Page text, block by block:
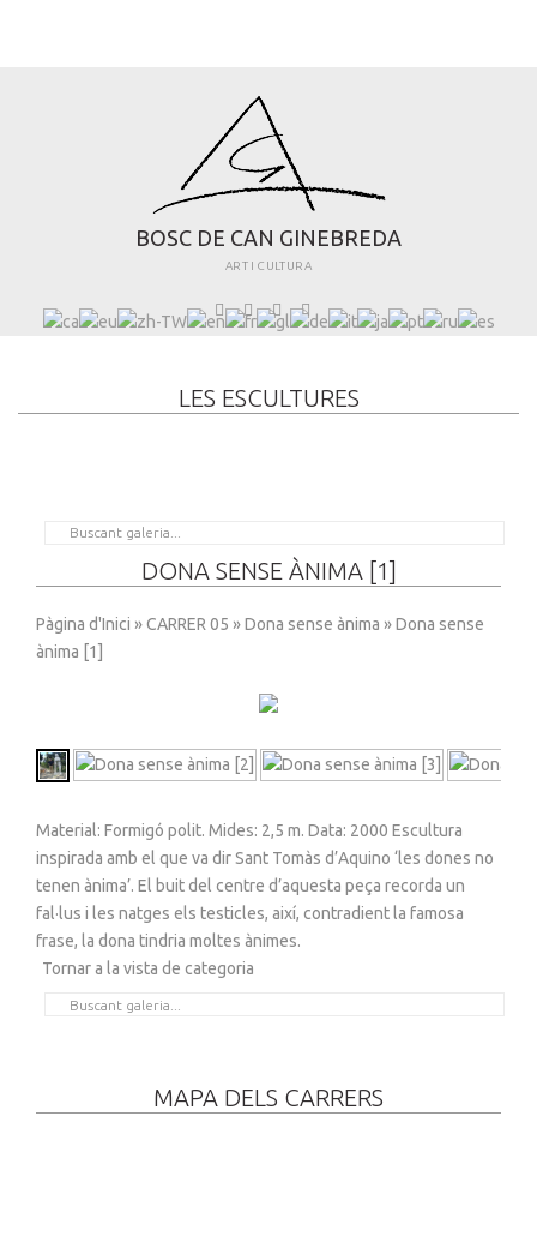
BOSC DE CAN GIN EBREDA
ART I CULTURA
LES ESCULTURES
DONA SENSE ÀNIMA [1]
Pàgina d'Inici »CARRER 05 »Dona sense ànima » Dona sense
ànima [1]
Material: Formigó polit. Mides: 2,5 m. Data: 2000 Escultura
inspirada amb el que va dir Sant Tomàs d’Aquino ‘les dones no
tenen ànima’. El buit del centre d’aquesta peça recorda un
fal·lus i les natges els testicles, així, contradient la famosa
frase, la dona tindria moltes ànimes.
Tornar a la vista de categoria
MAPA DELS CARRERS